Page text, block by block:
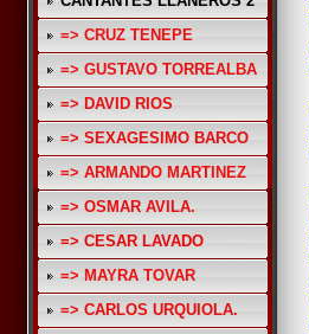
=> CRUZ TENEPE
=> GUSTAVO TORREALBA
=> DAVID RIOS
=> SEXAGESIMO BARCO
=> ARMANDO MARTINEZ
=> OSMAR AVILA.
=> CESAR LAVADO
=> MAYRA TOVAR
=> CARLOS URQUIOLA.